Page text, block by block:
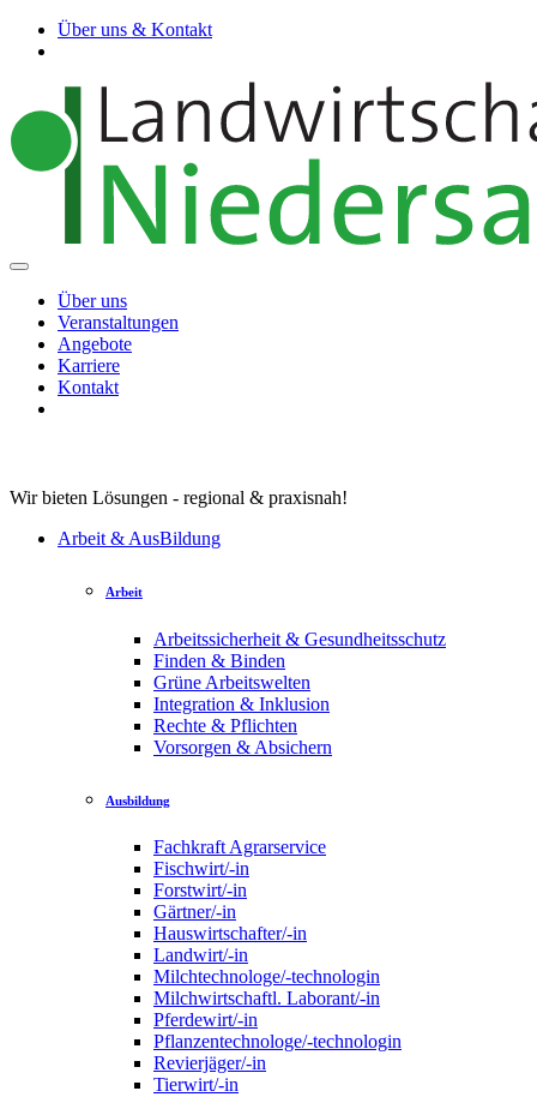
Über uns & Kontakt
Über uns
Veranstaltungen
Angebote
Karriere
Kontakt
Wir bieten Lösungen - regional & praxisnah!
Arbeit & AusBildung
Arbeit
Arbeitssicherheit & Gesundheitsschutz
Finden & Binden
Grüne Arbeitswelten
Integration & Inklusion
Rechte & Pflichten
Vorsorgen & Absichern
Ausbildung
Fachkraft Agrarservice
Fischwirt/-in
Forstwirt/-in
Gärtner/-in
Hauswirtschafter/-in
Landwirt/-in
Milchtechnologe/-technologin
Milchwirtschaftl. Laborant/-in
Pferdewirt/-in
Pflanzentechnologe/-technologin
Revierjäger/-in
Tierwirt/-in